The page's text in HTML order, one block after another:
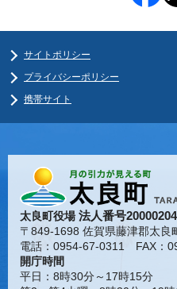
サイトポリシー
プライバシーポリシー
携帯サイト
太良町役場法人番号
〒849-1698 佐賀県藤津郡太良
電話：0954-67-0311 FAX：
開庁時間
平日：8時30分～17時15分